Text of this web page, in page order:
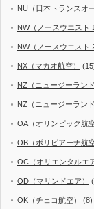
NU（日本トランスオ
NW（ノースウエスト 1
NW（ノースウエスト 2
NX（マカオ航空）
NZ（ニュージーランド
NZ（ニュージーランド
OA（オリンピック航空
OB（ボリビアーナ航空
OC（オリエンタルエ
OD（マリンドエア）
OK（チェコ航空） (8)